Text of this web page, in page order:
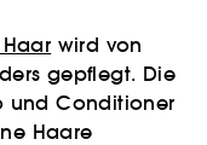
wird von
gepflegt. Die
und Conditioner
Haare